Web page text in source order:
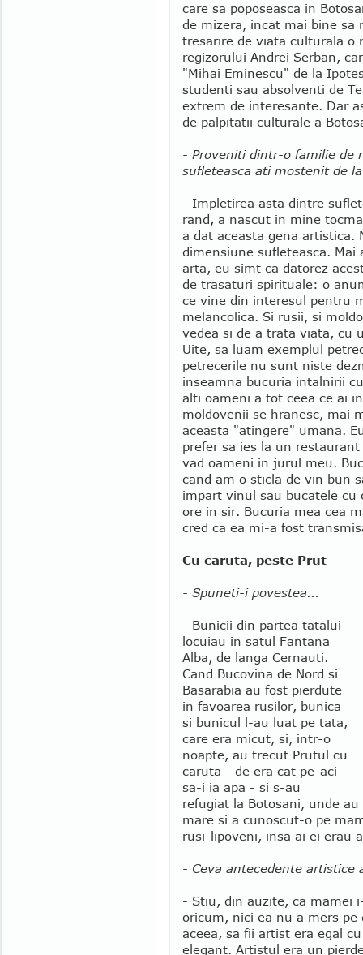
care sa poposeasca in
de mizera, incat mai bine sa
tresarire de viata culturala o
regizorului Andrei Serban,
"Mihai Eminescu" de la
studenti sau absolventi de
extrem de interesante. Dar
de palpitatii culturale a
- Proveniti dintr-o familie de
sufleteasca ati mostenit de
- Impletirea asta dintre
rand, a nascut in mine
a dat aceasta gena artistica.
dimensiune sufleteasca. Mai
arta, eu simt ca datorez
de trasaturi spirituale: o
ce vine din interesul pentru
melancolica. Si rusii, si
vedea si de a trata viata, cu
Uite, sa luam exemplul
petrecerile nu sunt niste
inseamna bucuria intalnirii
alti oameni a tot ceea ce ai
moldovenii se hranesc, mai
aceasta "atingere" umana.
prefer sa ies la un
vad oameni in jurul meu.
cand am o sticla de vin bun
impart vinul sau bucatele cu
ore in sir. Bucuria mea cea
cred ca ea mi-a fost
Cu caruta, peste Prut
- Spuneti-i povestea...
- Bunicii din partea tatalui
locuiau in satul Fantana
Alba, de langa Cernauti.
Cand Bucovina de Nord si
Basarabia au fost pierdute
in favoarea rusilor, bunica
si bunicul l-au luat pe tata,
care era micut, si, intr-o
noapte, au trecut Prutul cu
caruta - de era cat pe-aci
sa-i ia apa - si s-au
refugiat la Botosani, unde
mare si a cunoscut-o pe
rusi-lipoveni, insa ai ei erau
- Ceva antecedente artistice
- Stiu, din auzite, ca mamei
oricum, nici ea nu a mers
aceea, sa fii artist era egal
elegant. Artistul era un